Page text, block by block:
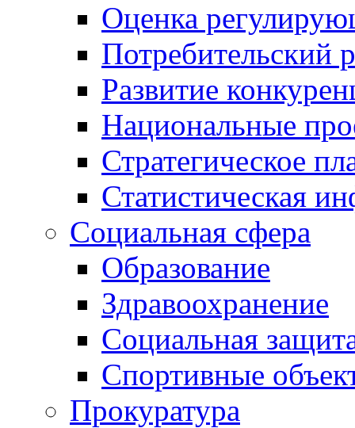
Оценка
Потребительский
Развитие
Национальные
Стратегическое
Статистическая
Социальная сфера
Образование
Здравоохранение
Социальная
Спортивные
Прокуратура